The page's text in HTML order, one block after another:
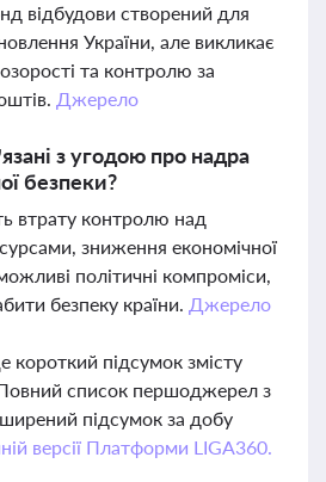
відбудови створений для
України, але викликає
та контролю за
Джерело
з угодою про надра
безпеки?
втрату контролю над
зниження економічної
політичні компроміси,
безпеку країни. Джерело
підсумок змісту
Повний список першоджерел з
підсумок за добу
версії Платформи LIGA360.